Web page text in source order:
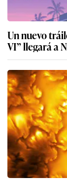
Un nuevo
VI” llegará a